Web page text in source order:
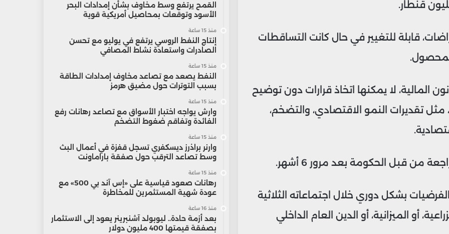
قابلة للتغيير في حال كانت التساقطات
المالية، لا يمكنها اتخاذ قرارات دون توضيح
مثل تقديرات النمو الاقتصادي، والتضخم،
قبل الحكومة بعد مرور 6 أشهر.
بشكل دوري خلال اجتماعاته الثلاثية
أو الميزانية، أو الدين العام الداخلي
القمح يرتفع وسط مخاوف بشأن إمدادات البحر
الأسود وتوقعات بمحاصيل أمريكية قوية
منذ 15 ساعة
إنتاج النفط الروسي يرتفع في يوليو مع تحسن
الصادرات واستعادة نشاط المصافي
منذ 15 ساعة
النفط يصعد مع تصاعد مخاوف إمدادات الطاقة
بسبب التوترات حول مضيق هرمز
منذ 15 ساعة
وارش يواجه اختبار الأسواق مع تصاعد رهانات رفع
الفائدة وتفاقم ضغوط التضخم
منذ 15 ساعة
وارنر براذرز ديسكفري تسجل قفزة في أعمال البث
وسط تصاعد الترقب حول صفقة باراماونت
منذ 15 ساعة
رهانات صعود قياسية على «إس آند بي 500» مع
عودة شهية المستثمرين للمخاطرة
منذ 16 ساعة
بعد أزمة حادة.. ليوبولد آشنبرينر يعود إلى الاستثمار
بصفقة قيمتها 400 مليون دولار